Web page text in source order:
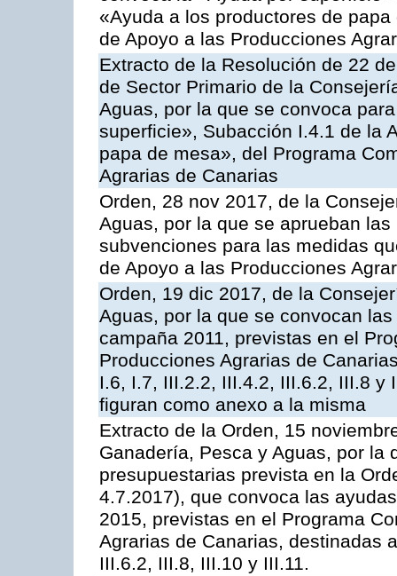
«Ayuda a los productores de
de Apoyo a las Producciones
Extracto de la Resolución de 22
de Sector Primario de la
Aguas, por la que se convoca
superficie», Subacción I.4.1 de la
papa de mesa», del Programa
Agrarias de Canarias
Orden, 28 nov 2017, de la
Aguas, por la que se aprueban
subvenciones para las medidas
de Apoyo a las Producciones
Orden, 19 dic 2017, de la
Aguas, por la que se convocan
campaña 2011, previstas en el
Producciones Agrarias de
I.6, I.7, III.2.2, III.4.2, III.6.2, III.8 y
figuran como anexo a la misma
Extracto de la Orden, 15
Ganadería, Pesca y Aguas, por la
presupuestarias prevista en la
4.7.2017), que convoca las
2015, previstas en el Programa
Agrarias de Canarias, destinadas
III.6.2, III.8, III.10 y III.11.